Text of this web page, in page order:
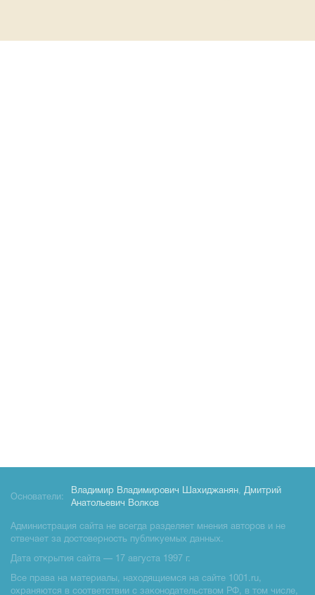
Основатели:
Владимир Владимирович Шахиджанян, Дмитрий
Анатольевич Волков
Администрация сайта не всегда разделяет мнения авторов и не
отвечает за достоверность публикуемых данных.
Дата открытия сайта — 17 августа 1997 г.
Все права на материалы, находящиемся на сайте 1001.ru,
охраняются в соответствии с законодательством РФ, в том числе,